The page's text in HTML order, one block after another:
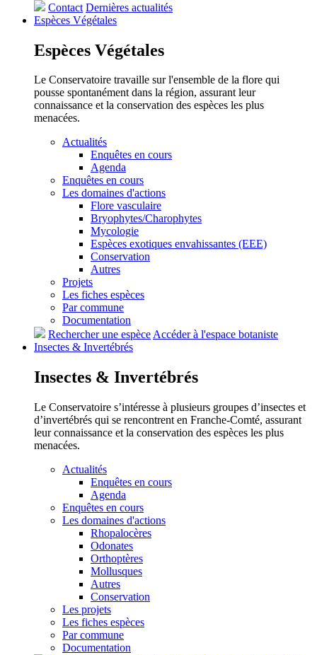
Contact Dernières actualités
Espèces Végétales
Espèces Végétales
Le Conservatoire travaille sur l'ensemble de la flore qui
pousse spontanément dans la région, assurant leur
connaissance et la conservation des espèces les plus
menacées.
Actualités
Enquêtes en cours
Agenda
Enquêtes en cours
Les domaines d'actions
Flore vasculaire
Bryophytes/Charophytes
Mycologie
Espèces exotiques envahissantes (EEE)
Conservation
Autres
Projets
Les fiches espèces
Par commune
Documentation
Rechercher une espèceAccéder à l'espace botaniste
Insectes & Invertébrés
Insectes & Invertébrés
Le Conservatoire s’intéresse à plusieurs groupes d’insectes et
d’invertébrés qui se rencontrent en Franche-Comté, assurant
leur connaissance et la conservation des espèces les plus
menacées.
Actualités
Enquêtes en cours
Agenda
Enquêtes en cours
Les domaines d'actions
Rhopalocères
Odonates
Orthoptères
Mollusques
Autres
Conservation
Les projets
Les fiches espèces
Par commune
Documentation